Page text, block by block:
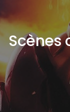
Scènes